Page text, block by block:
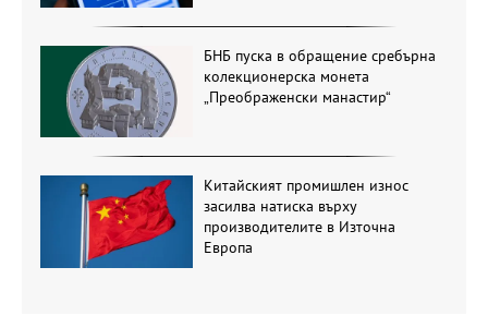
БНБ пуска в обращение сребърна
колекционерска монета
„Преображенски манастир“
Китайският промишлен износ
засилва натиска върху
производителите в Източна
Европа